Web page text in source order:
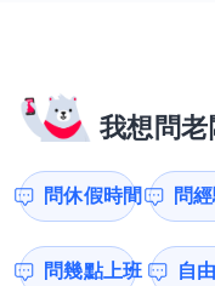
我想問
問休假時間 問
問幾點上班 自